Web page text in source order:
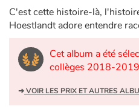
Autour du monde
Apprentissage
Art, espace, activité
C'est cette histoire-là,
Hoestlandt adore entendre
Cet album a été
collèges 2018-
➜VOIR LES PRIX ET AUTRES